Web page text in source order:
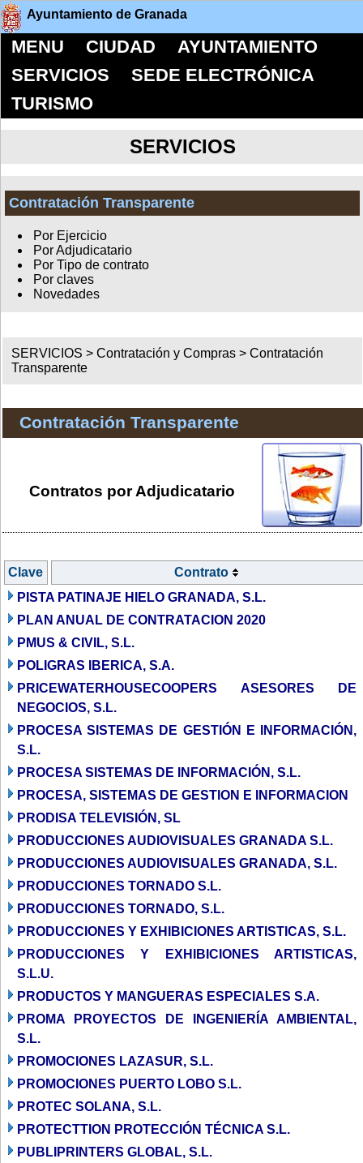
Ayuntamiento de Granada
MENU CIUDAD
AYUNTAMIENTO
SERVICIOS
SEDE ELECTRÓNICA
TURISMO
SERVICIOS
Contratación Transparente
Por Ejercicio
Por Adjudicatario
Por Tipo de contrato
Por claves
Novedades
SERVICIOS >Contratación y Compras >Contratación
Transparente
Contratación Transparente
Contratos por Adjudicatario
Clave
Contrato
PISTA PATINAJE HIELO GRANADA, S.L.
PLAN ANUAL DE CONTRATACION 2020
PMUS & CIVIL, S.L.
POLIGRAS IBERICA, S.A.
PRICEWATERHOUSECOOPERS ASESORES DE
NEGOCIOS, S.L.
PROCESA SISTEMAS DE GESTIÓN E INFORMACIÓN,
S.L.
PROCESA SISTEMAS DE INFORMACIÓN, S.L.
PROCESA, SISTEMAS DE GESTION E INFORMACION
PRODISA TELEVISIÓN, SL
PRODUCCIONES AUDIOVISUALES GRANADA S.L.
PRODUCCIONES AUDIOVISUALES GRANADA, S.L.
PRODUCCIONES TORNADO S.L.
PRODUCCIONES TORNADO, S.L.
PRODUCCIONES Y EXHIBICIONES ARTISTICAS, S.L.
PRODUCCIONES Y EXHIBICIONES ARTISTICAS,
S.L.U.
PRODUCTOS Y MANGUERAS ESPECIALES S.A.
PROMA PROYECTOS DE INGENIERÍA AMBIENTAL,
S.L.
PROMOCIONES LAZASUR, S.L.
PROMOCIONES PUERTO LOBO S.L.
PROTEC SOLANA, S.L.
PROTECTTION PROTECCIÓN TÉCNICA S.L.
PUBLIPRINTERS GLOBAL, S.L.